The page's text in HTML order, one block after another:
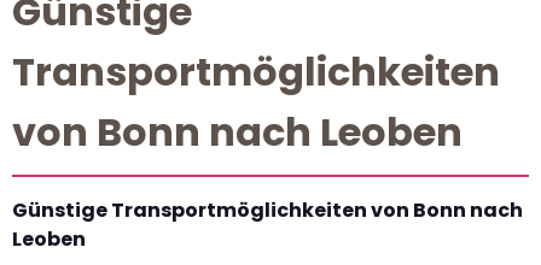
Günstige
Transportmöglichkeiten
von Bonn nach Leoben
Günstige Transportmöglichkeiten von Bonn nach
Leoben